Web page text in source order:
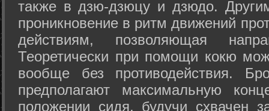
также в дзю-дзюцу и дзюдо.
проникновение в ритм движений
действиям, позволяющая
Теоретически при помощи кокю
вообще без противодействия.
предполагают максимальную
положении сидя, будучи схвачен